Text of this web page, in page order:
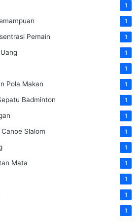
1
1
Pemain 1
1
1
Pola Makan 1
Badminton 1
1
Slalom 1
1
Mata 1
1
1
1